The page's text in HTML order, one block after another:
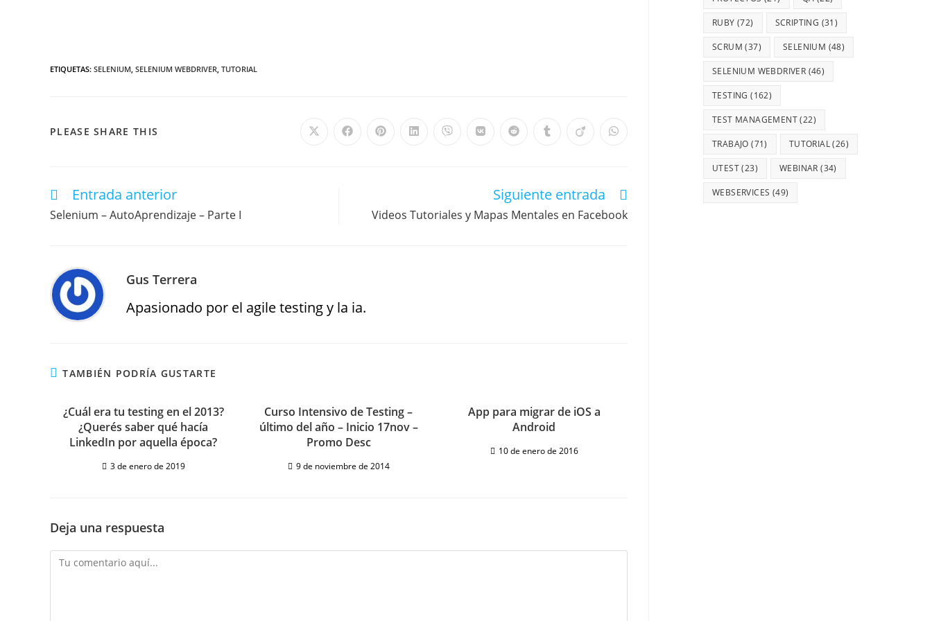
ETIQUETAS: SELENIUM, SELENIUM WEBDRIVER, TUTORIAL
PLEASE SHARE THIS
Entrada anterior
Selenium – AutoAprendizaje – Parte I
Siguiente entrada
Videos Tutoriales y Mapas Mentales en Facebook
Gus Terrera
Apasionado por el agile testing y la ia.
TAMBIÉN PODRÍA GUSTARTE
¿Cuál era tu testing en el 2013?
¿Querés saber qué hacía
LinkedIn por aquella época?
3 de enero de 2019
Curso Intensivo de Testing –
último del año – Inicio 17nov –
Promo Desc
9 de noviembre de 2014
App para migrar de iOS a
Android
10 de enero de 2016
Deja una respuesta
RUBY (72) SCRIPTING (31)
SCRUM (37) SELENIUM (48)
SELENIUM WEBDRIVER (46)
TESTING (162)
TEST MANAGEMENT(22)
TRABAJO (71) TUTORIAL(26)
UTEST(23) WEBINAR (34)
WEBSERVICES (49)